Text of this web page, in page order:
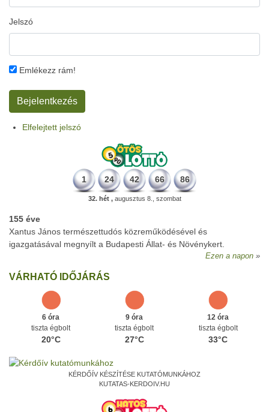
Jelszó
Emlékezz rám!
Elfelejtett jelszó
1 24 42 66 86
32. hét ,augusztus 8., szombat
155 éve
Xantus János természettudós közreműködésével és
igazgatásával megnyílt a Budapesti Állat- és Növénykert.
Ezen a napon
VÁRHATÓ IDŐJÁRÁS
6 óra
tiszta égbolt
20°C
9 óra
tiszta égbolt
27°C
12 óra
tiszta égbolt
33°C
KÉRDŐÍV KÉSZÍTÉSE KUTATÓMUNKÁHOZ
KUTATAS-KERDOIV.HU